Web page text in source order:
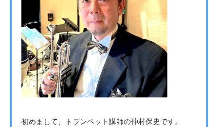
初めまして、トランペット講師の仲村保史です。